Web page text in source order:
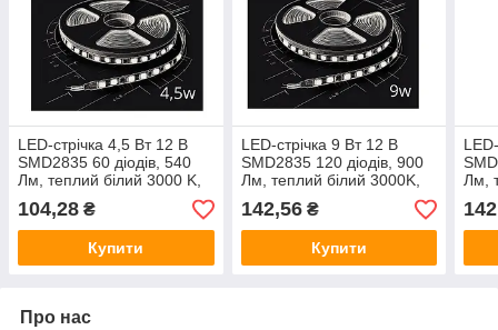
LED-стрічка 4,5 Вт 12 В
SMD2835 60 діодів, 540
Лм, теплий білий 3000 K,
серія Simple Electro House
by Rishang
104,28 ₴
Купити
LED-стрічка 9 Вт 12 В
SMD2835 120 діодів, 900
Лм, теплий білий 3000K,
серія Simple Electro House
by Rishang
142,56₴
Купити
Лм,
by
Про нас